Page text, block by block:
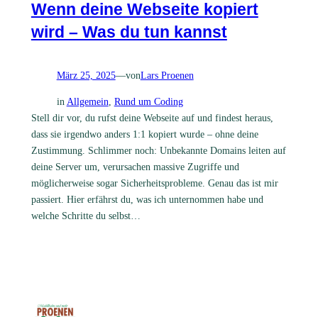
Wenn deine Webseite kopiert
wird – Was du tun kannst
März 25, 2025—vonLars Proenen
inAllgemein, Rund um Coding
Stell dir vor, du rufst deine Webseite auf und findest heraus,
dass sie irgendwo anders 1:1 kopiert wurde – ohne deine
Zustimmung. Schlimmer noch: Unbekannte Domains leiten auf
deine Server um, verursachen massive Zugriffe und
möglicherweise sogar Sicherheitsprobleme. Genau das ist mir
passiert. Hier erfährst du, was ich unternommen habe und
welche Schritte du selbst…